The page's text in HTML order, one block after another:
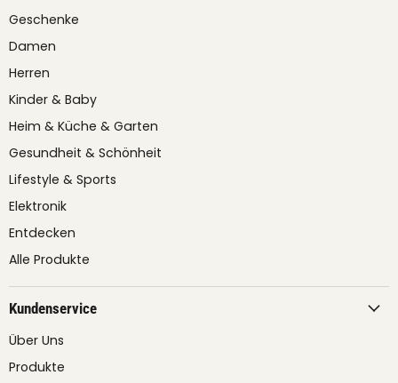
Geschenke
Damen
Herren
Kinder & Baby
Heim & Küche & Garten
Gesundheit & Schönheit
Lifestyle & Sports
Elektronik
Entdecken
Alle Produkte
Kundenservice
Über Uns
Produkte